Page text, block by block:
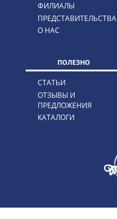
ФИЛИАЛЫ
ПРЕДСТАВИТЕЛЬСТВА
О НАС
ПОЛЕЗНО
СТАТЬИ
ОТЗЫВЫ И
ПРЕДЛОЖЕНИЯ
КАТАЛОГИ